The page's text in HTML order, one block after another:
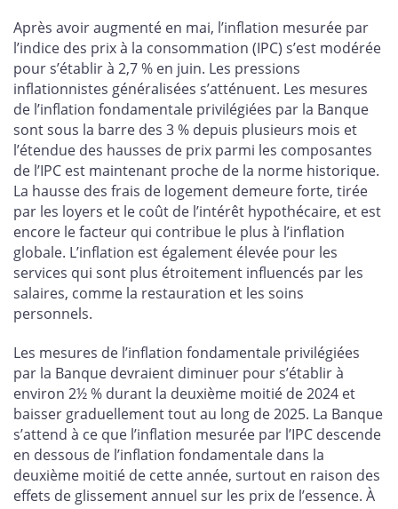
Après avoir augmenté en mai, l’inflation mesurée par
l’indice des prix à la consommation (IPC) s’est modérée
pour s’établir à 2,7 % en juin. Les pressions
inflationnistes généralisées s’atténuent. Les mesures
de l’inflation fondamentale privilégiées par la Banque
sont sous la barre des 3 % depuis plusieurs mois et
l’étendue des hausses de prix parmi les composantes
de l’IPC est maintenant proche de la norme historique.
La hausse des frais de logement demeure forte, tirée
par les loyers et le coût de l’intérêt hypothécaire, et est
encore le facteur qui contribue le plus à l’inflation
globale. L’inflation est également élevée pour les
services qui sont plus étroitement influencés par les
salaires, comme la restauration et les soins
personnels.
Les mesures de l’inflation fondamentale privilégiées
par la Banque devraient diminuer pour s’établir à
environ 2½ % durant la deuxième moitié de 2024 et
baisser graduellement tout au long de 2025. La Banque
s’attend à ce que l’inflation mesurée par l’IPC descende
en dessous de l’inflation fondamentale dans la
deuxième moitié de cette année, surtout en raison des
effets de glissement annuel sur les prix de l’essence. À